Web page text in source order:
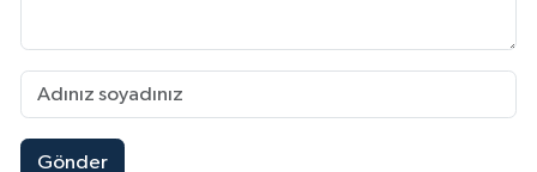
Gönder